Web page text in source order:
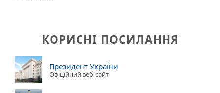
КОРИСНІ ПОСИЛАННЯ
Президент України
Офіційний веб-сайт